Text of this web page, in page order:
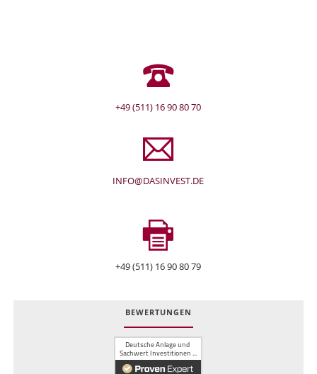
+49 (511) 16 90 80 70
INFO@DASINVEST.DE
+49 (511) 16 90 80 79
BEWERTUNGEN